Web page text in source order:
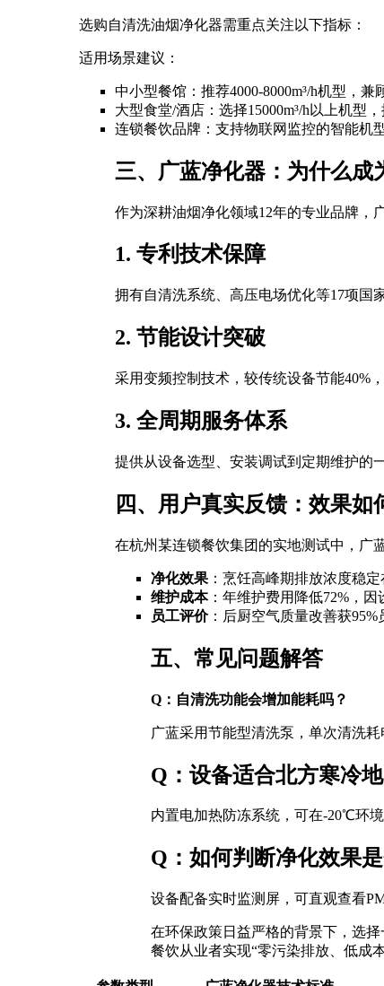
选购自清洗油烟净化器需重点关注以下指标：
适用场景建议：
中小型餐馆：推荐4000-8000m³/h机型，兼
大型食堂/酒店：选择15000m³/h以上机型
连锁餐饮品牌：支持物联网监控的智能机
三、广蓝净化器：为什么成
作为深耕油烟净化领域12年的专业品牌，
1. 专利技术保障
拥有自清洗系统、高压电场优化等17项国
2. 节能设计突破
采用变频控制技术，较传统设备节能40%
3. 全周期服务体系
提供从设备选型、安装调试到定期维护的
四、用户真实反馈：效果如
在杭州某连锁餐饮集团的实地测试中，广
净化效果 ：烹饪高峰期排放浓度稳定
维护成本：年维护费用降低72%，
员工评价：后厨空气质量改善获
五、常见问题解答
Q：自清洗功能会增加能耗吗？
广蓝采用节能型清洗泵，单次清洗耗
Q：设备适合北方寒冷
内置电加热防冻系统，可在-20℃环
Q：如何判断净化效果
设备配备实时监测屏，可直观查看
在环保政策日益严格的背景下，选
餐饮从业者实现“零污染排放、低成